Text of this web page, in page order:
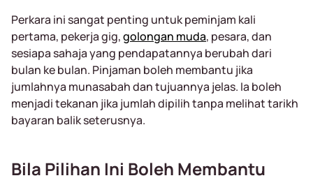
Perkara ini sangat penting untuk peminjam kali
pertama, pekerja gig,golongan muda, pesara, dan
sesiapa sahaja yang pendapatannya berubah dari
bulan ke bulan. Pinjaman boleh membantu jika
jumlahnya munasabah dan tujuannya jelas. Ia boleh
menjadi tekanan jika jumlah dipilih tanpa melihat tarikh
bayaran balik seterusnya.
Bila Pilihan Ini Boleh Membantu